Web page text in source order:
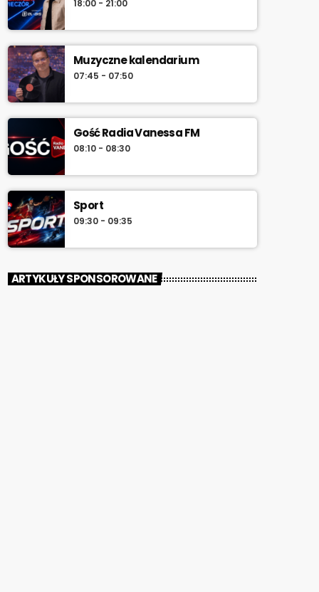
południa.
18:00 - 21:00
Muzyczne kalendarium
07:45 - 07:50
Gość Radia Vanessa FM
08:10 - 08:30
Sport
09:30 - 09:35
ARTYKUŁY SPONSOROWANE